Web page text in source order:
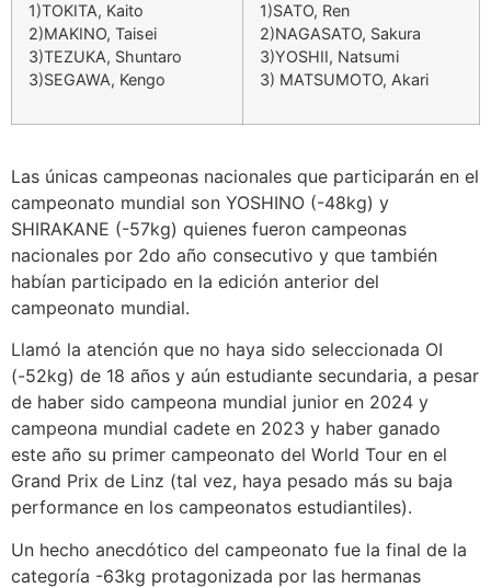
1)TOKITA, Kaito
2)MAKINO, Taisei
3)TEZUKA, Shuntaro
3)SEGAWA, Kengo
1)SATO, Ren
2)NAGASATO, Sakura
3)YOSHII, Natsumi
3) MATSUMOTO, Akari
Las únicas campeonas nacionales que participarán en el
campeonato mundial son YOSHINO (-48kg) y
SHIRAKANE (-57kg) quienes fueron campeonas
nacionales por 2do año consecutivo y que también
habían participado en la edición anterior del
campeonato mundial.
Llamó la atención que no haya sido seleccionada OI
(-52kg) de 18 años y aún estudiante secundaria, a pesar
de haber sido campeona mundial junior en 2024 y
campeona mundial cadete en 2023 y haber ganado
este año su primer campeonato del World Tour en el
Grand Prix de Linz (tal vez, haya pesado más su baja
performance en los campeonatos estudiantiles).
Un hecho anecdótico del campeonato fue la final de la
categoría -63kg protagonizada por las hermanas